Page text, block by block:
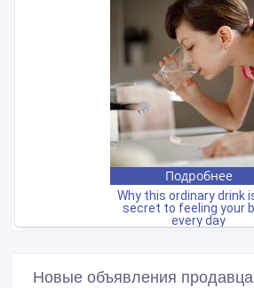
Новые объявления продавца